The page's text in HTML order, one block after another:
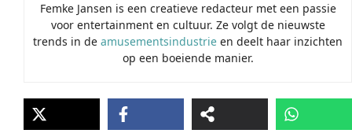
Femke Jansen is een creatieve redacteur met een passie
voor entertainment en cultuur. Ze volgt de nieuwste
trends in de amusementsindustrie en deelt haar inzichten
op een boeiende manier.